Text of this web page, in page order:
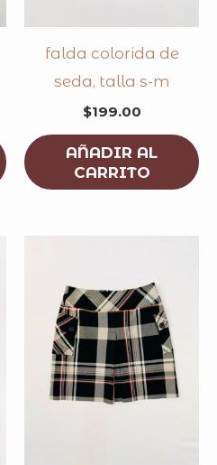
falda colorida de
seda, talla s-m
$199.00
AÑADIR AL
CARRITO